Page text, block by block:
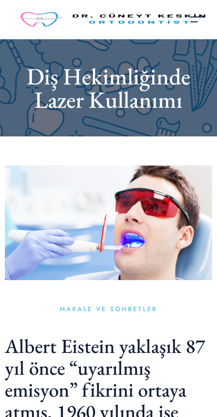
Diş Hekimliğinde
Lazer Kullanımı
MAKALE VE SOHBETLER
Albert Eistein yaklaşık 87
yıl önce “uyarılmış
emisyon” fikrini ortaya
atmış, 1960 yılında ise